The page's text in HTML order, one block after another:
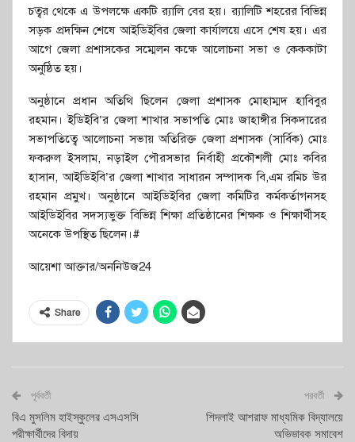
চত্বর থেকে এ উপলক্ষে একটি র‌্যালি বের হয়। র‌্যালিটি শহরের বিভিন্ন
সড়ক প্রদক্ষিন শেষে আইডিইবির জেলা কার্যালয়ে এসে শেষ হয়। এর
আগে জেলা প্রশাসকের সম্মেলন কক্ষে আলোচনা সভা ও কেককাটা
অনুষ্ঠিত হয়।
অনুষ্ঠানে প্রধান অতিথি ছিলেন জেলা প্রশাসক মোহাম্মদ হাবিবুর
রহমান। ইডিইবি’র জেলা শাখার সভাপতি মোঃ জাহাঙ্গীর সিকদারের
সভাপতিত্বে আলোচনা সভায় অতিরিক্ত জেলা প্রশাসক (সার্বিক) মোঃ
ফকরুল ইসলাম, নড়াইল পৌরসভার নির্বাহী প্রকৌশলী মোঃ কবির
হাসান, আইডিইবি’র জেলা শাখার সাধারন সম্পাদক বি,এম রমিচ উর
রহমান প্রমুখ। অনুষ্ঠানে আইডিইবির জেলা কমিটির কর্মকর্তাগনসহ
আইডিইবির সদস্যভুক্ত বিভিন্ন শিক্ষা প্রতিষ্ঠানের শিক্ষক ও শিক্ষার্থীসহ
অনেকে উপস্থিত ছিলেন।#
আয়েশা আক্তার/অননিউজ24
Share
পূর্ববর্তী
বিএ মুসলিম হাইস্কুলের এসএসসি
পরীক্ষার্থীদের বিদায়
পরবর্তী
শিদলাই আশরাফ মাধ্যমিক বিদ্যালয়ে
অভিভাবক সমাবেশ